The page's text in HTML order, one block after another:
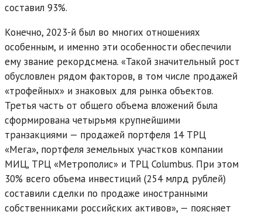
составил 93%.
Конечно, 2023-й был во многих отношениях
особенным, и именно эти особенности обеспечили
ему звание рекордсмена. «Такой значительный рост
обусловлен рядом факторов, в том числе продажей
«трофейных» и знаковых для рынка объектов.
Третья часть от общего объема вложений была
сформирована четырьмя крупнейшими
транзакциями — продажей портфеля 14 ТРЦ
«Мега», портфеля земельных участков компании
МИЦ, ТРЦ «Метрополис» и ТРЦ Columbus. При этом
30% всего объема инвестиций (254 млрд рублей)
составили сделки по продаже иностранными
собственниками российских активов», — поясняет